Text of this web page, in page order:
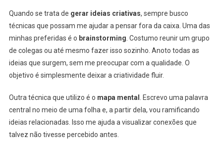
Quando se trata de gerar ideias criativas, sempre busco
técnicas que possam me ajudar a pensar fora da caixa. Uma das
minhas preferidas é o brainstorming. Costumo reunir um grupo
de colegas ou até mesmo fazer isso sozinho. Anoto todas as
ideias que surgem, sem me preocupar com a qualidade. O
objetivo é simplesmente deixar a criatividade fluir.
Outra técnica que utilizo é o mapa mental . Escrevo uma palavra
central no meio de uma folha e, a partir dela, vou ramificando
ideias relacionadas. Isso me ajuda a visualizar conexões que
talvez não tivesse percebido antes.